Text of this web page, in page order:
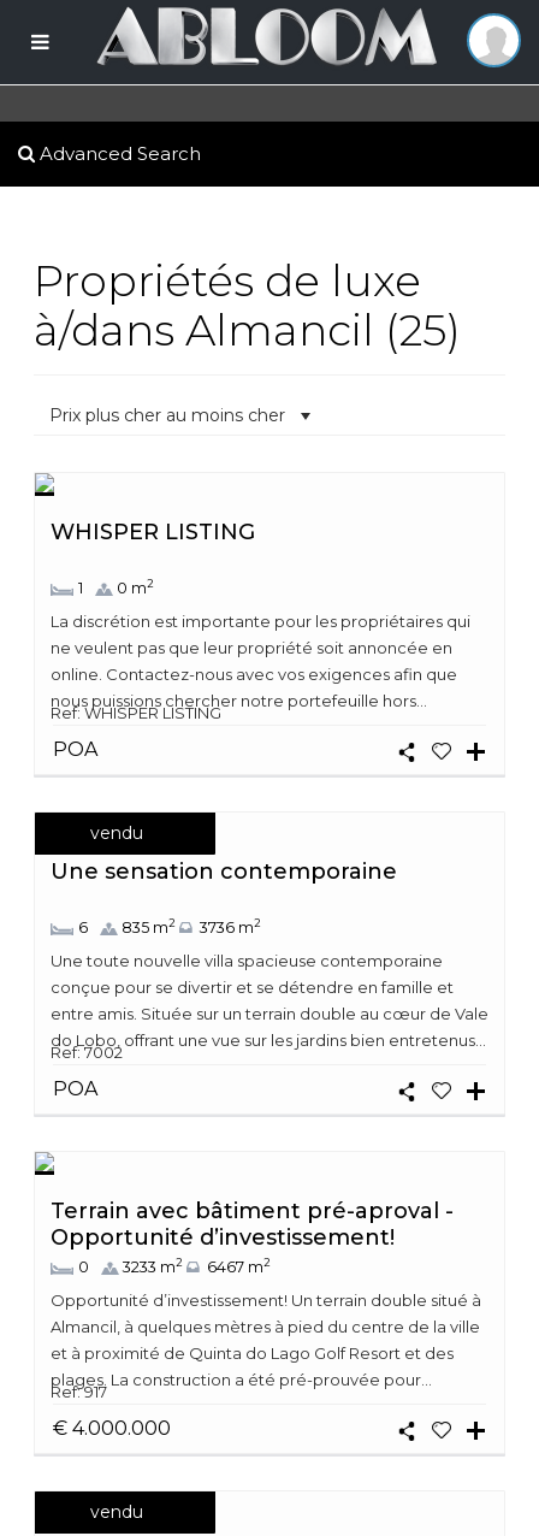
Advanced Search
Propriétés de luxe
à/dans Almancil (25)
Prix plus cher au moins cher
WHISPER LISTING
1 0 m2
La discrétion est importante pour les propriétaires qui
ne veulent pas que leur propriété soit annoncée en
online. Contactez-nous avec vos exigences afin que
nous puissions chercher notre portefeuille hors...
Ref: WHISPER LISTING
POA
vendu
Une sensation contemporaine
6 835 m2 3736 m2
Une toute nouvelle villa spacieuse contemporaine
conçue pour se divertir et se détendre en famille et
entre amis. Située sur un terrain double au cœur de Vale
do Lobo, offrant une vue sur les jardins bien entretenus...
Ref: 7002
POA
Terrain avec bâtiment pré-aproval -
Opportunité d’investissement!
0 3233 m2 6467 m2
Opportunité d’investissement! Un terrain double situé à
Almancil, à quelques mètres à pied du centre de la ville
et à proximité de Quinta do Lago Golf Resort et des
plages. La construction a été pré-prouvée pour...
Ref: 917
€ 4.000.000
vendu